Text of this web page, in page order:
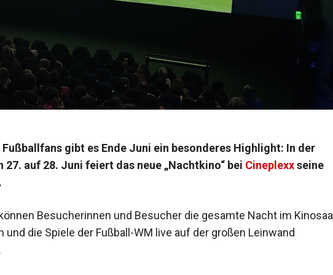
Fußballfans gibt es Ende Juni ein besonderes Highlight: In der
27. auf 28. Juni feiert das neue „Nachtkino“ bei Cineplexxseine
Besucherinnen und Besucher die gesamte Nacht im Kinosaal
und die Spiele der Fußball-WM live auf der großen Leinwand